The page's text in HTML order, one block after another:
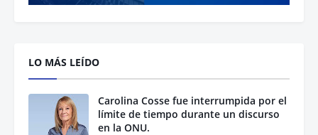
LO MÁS LEÍDO
Carolina Cosse fue interrumpida por el
límite de tiempo durante un discurso
en la ONU.